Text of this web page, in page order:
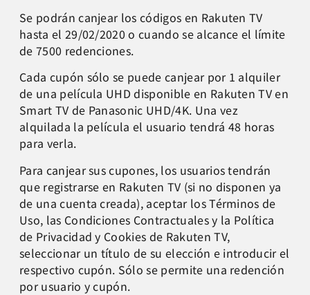
Se podrán canjear los códigos en Rakuten TV
hasta el 29/02/2020 o cuando se alcance el límite
de 7500 redenciones.
Cada cupón sólo se puede canjear por 1 alquiler
de una película UHD disponible en Rakuten TV en
Smart TV de Panasonic UHD/4K. Una vez
alquilada la película el usuario tendrá 48 horas
para verla.
Para canjear sus cupones, los usuarios tendrán
que registrarse en Rakuten TV (si no disponen ya
de una cuenta creada), aceptar los Términos de
Uso, las Condiciones Contractuales y la Política
de Privacidad y Cookies de Rakuten TV,
seleccionar un título de su elección e introducir el
respectivo cupón. Sólo se permite una redención
por usuario y cupón.